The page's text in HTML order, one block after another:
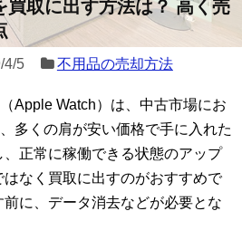
取に出す方法は？ 高く売
4/5 不用品の売却方法
Apple Watch）は、中古市場にお
多くの肩が安い価格で手に入れた
正常に稼働できる状態のアップ
なく買取に出すのがおすすめで
に、データ消去などが必要とな